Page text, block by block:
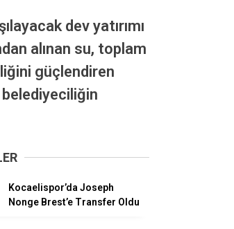
dev yatırımı
alınan su, toplam
güçlendiren
belediyeciliğin
Kocaelispor’da Joseph
Nonge Brest’e Transfer Oldu